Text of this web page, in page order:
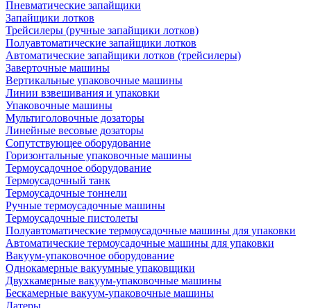
Пневматические запайщики
Запайщики лотков
Трейсилеры (ручные запайщики лотков)
Полуавтоматические запайщики лотков
Автоматические запайщики лотков (трейсилеры)
Заверточные машины
Вертикальные упаковочные машины
Линии взвешивания и упаковки
Упаковочные машины
Мультиголовочные дозаторы
Линейные весовые дозаторы
Сопутствующее оборудование
Горизонтальные упаковочные машины
Термоусадочное оборудование
Термоусадочный танк
Термоусадочные тоннели
Ручные термоусадочные машины
Термоусадочные пистолеты
Полуавтоматические термоусадочные машины для упаковки
Автоматические термоусадочные машины для упаковки
Вакуум-упаковочное оборудование
Однокамерные вакуумные упаковщики
Двухкамерные вакуум-упаковочные машины
Бескамерные вакуум-упаковочные машины
Датеры